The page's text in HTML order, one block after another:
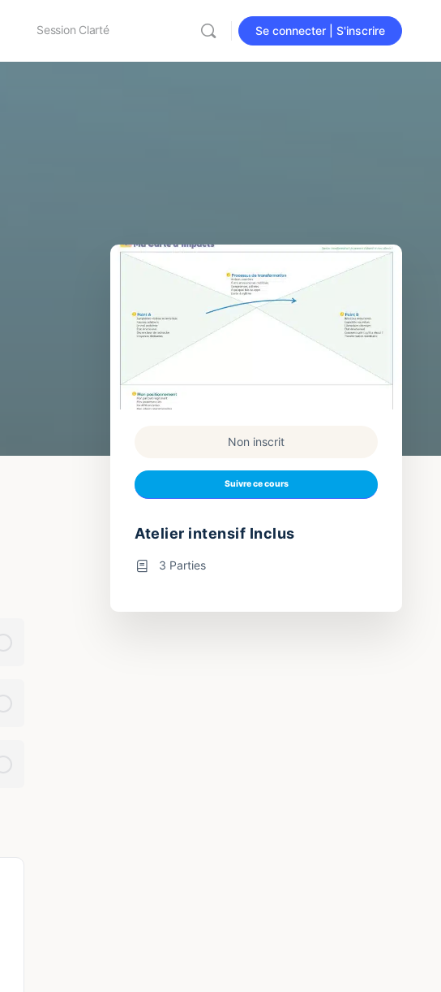
Session Clarté Se connecter | S'inscrire
Non inscrit
Suivre ce cours
Atelier intensif Inclus
3 Parties